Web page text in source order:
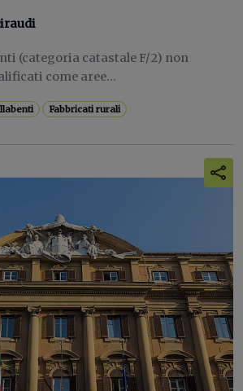
(categoria catastale F/2) non
come aree...
Fabbricati rurali